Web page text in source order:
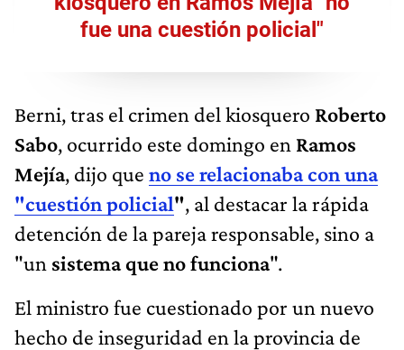
fue una cuestión policial"
Berni, tras el crimen del kiosquero Roberto
Sabo, ocurrido este domingo en Ramos
Mejía, dijo que no se relacionaba con una
"cuestión policial", al destacar la rápida
detención de la pareja responsable, sino a
"un sistema que no funciona".
El ministro fue cuestionado por un nuevo
hecho de inseguridad en la provincia de